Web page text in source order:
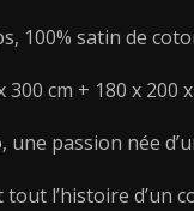
100% satin de
cm + 180 x 200
une passion née
tout l’histoire